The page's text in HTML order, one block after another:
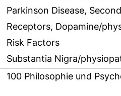
Parkinson Disease,
Receptors, Dopamine/
Risk Factors
Substantia Nigra/
100 Philosophie und